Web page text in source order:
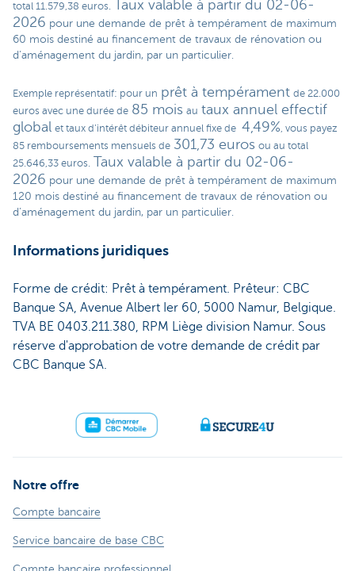
total 11.579,38 euros.
Taux valable à partir du 02-06-
2026 pour une demande de prêt à tempérament de maximum
60 mois destiné au financement de travaux de rénovation ou
d’aménagement du jardin, par un particulier
Exemple représentatif: pour un prêt à tempérament de 22.000
euros avec une durée de 85 mois au taux annuel effectif
global et taux d’intérêt débiteur annuel fixe de 4,49% , vous payez
85 remboursements mensuels de 301,73 euros ou au total
25.646,33 euros. Taux valable à partir du 02-06-
2026 pour une demande de prêt à tempérament de maximum
120 mois destiné au financement de travaux de rénovation ou
d’aménagement du jardin, par un particulier
Informations juridiques
Forme de crédit: Prêt à tempérament. Prêteur: CBC
Banque SA, Avenue Albert Ier 60, 5000 Namur, Belgique.
TVA BE 0403.211.380, RPM Liège division Namur. Sous
réserve d'approbation de votre demande de crédit par
CBC Banque SA.
Notre offre
Compte bancaire
Service bancaire de base CBC